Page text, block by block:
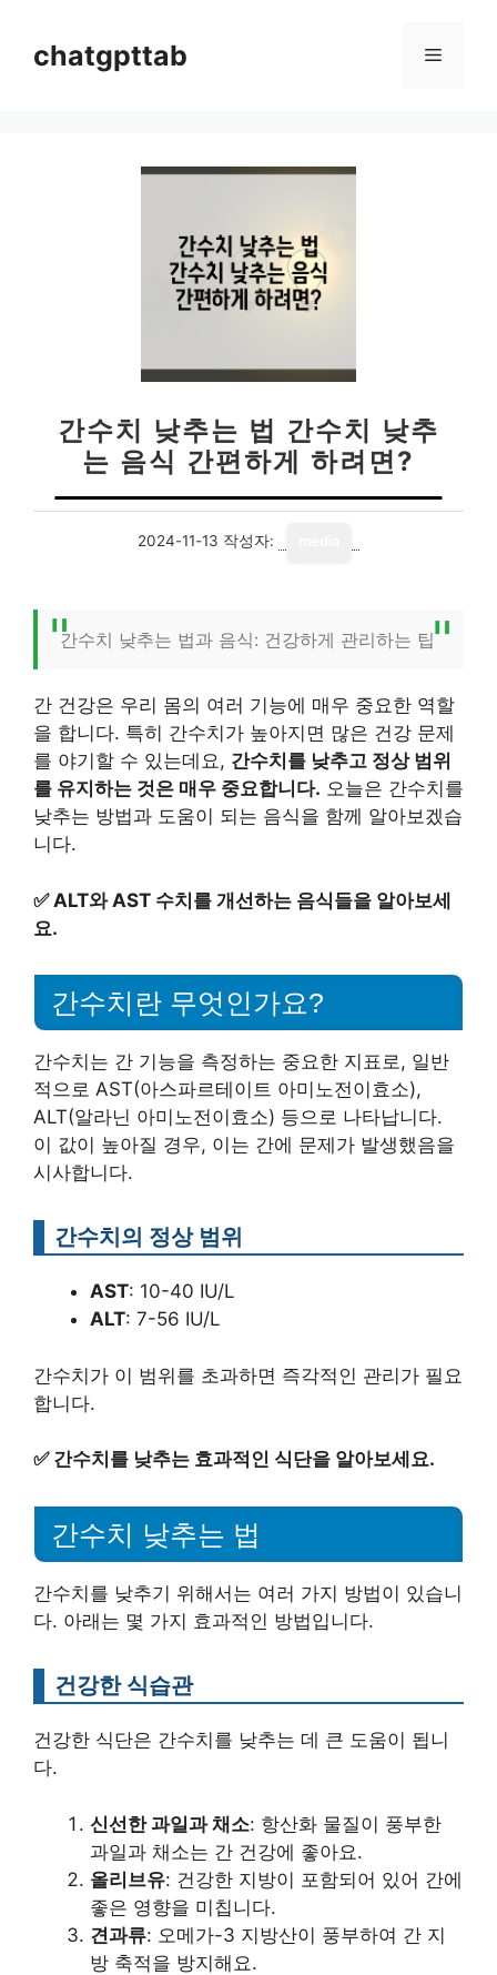
chatgpttab 메
간수치 낮추는 법 간수치 낮추
는 음식 간편하게 하려면?
2024-11-13 작성자:
간수치 낮추는 법과 음식: 건강하게 관리하는 팁
간 건강은 우리 몸의 여러 기능에 매우 중요한 역할
을 합니다. 특히 간수치가 높아지면 많은 건강 문제
를 야기할 수 있는데요, 간수치를 낮추고 정상 범위
를 유지하는 것은 매우 중요합니다. 오늘은 간수치를
낮추는 방법과 도움이 되는 음식을 함께 알아보겠습
니다.
✅ ALT와 AST 수치를 개선하는 음식들을 알아보세
요.
간수치란 무엇인가요?
간수치는 간 기능을 측정하는 중요한 지표로, 일반
적으로 AST(아스파르테이트 아미노전이효소),
ALT(알라닌 아미노전이효소) 등으로 나타납니다.
이 값이 높아질 경우, 이는 간에 문제가 발생했음을
시사합니다.
간수치의 정상 범위
AST: 10-40 IU/L
ALT: 7-56 IU/L
간수치가 이 범위를 초과하면 즉각적인 관리가 필요
합니다.
✅ 간수치를 낮추는 효과적인 식단을 알아보세요.
간수치 낮추는 법
간수치를 낮추기 위해서는 여러 가지 방법이 있습니
다. 아래는 몇 가지 효과적인 방법입니다.
건강한 식습관
건강한 식단은 간수치를 낮추는 데 큰 도움이 됩니
다.
신선한 과일과 채소: 항산화 물질이 풍부한
과일과 채소는 간 건강에 좋아요.
올리브유: 건강한 지방이 포함되어 있어 간에
좋은 영향을 미칩니다.
견과류: 오메가-3 지방산이 풍부하여 간 지
방 축적을 방지해요.